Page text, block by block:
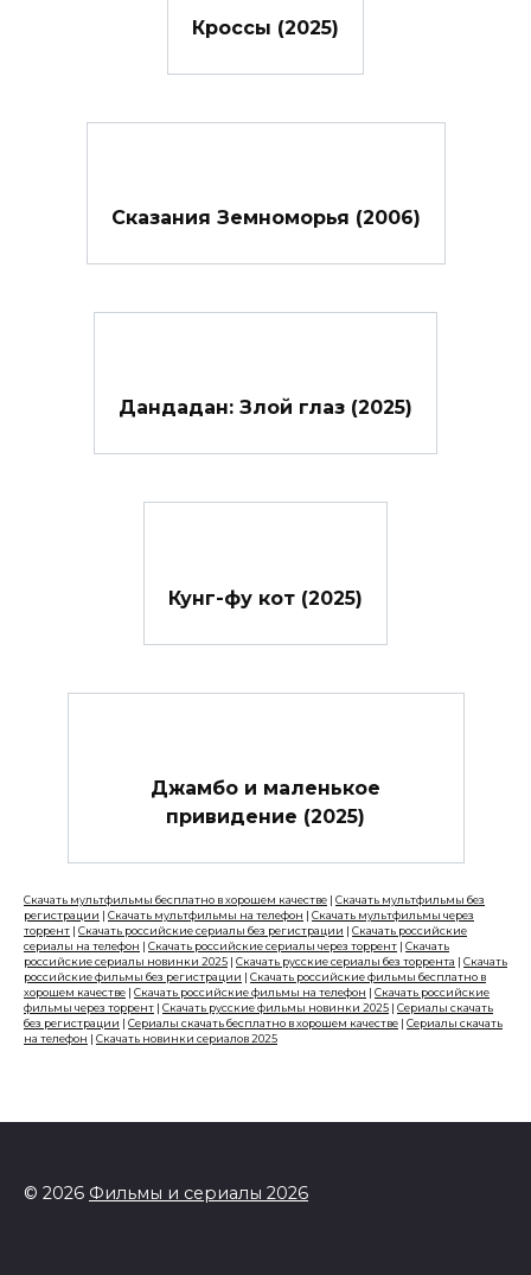
Кроссы (2025)
Сказания Земноморья (2006)
Дандадан: Злой глаз (2025)
Кунг-фу кот (2025)
Джамбо и маленькое
привидение (2025)
Скачать мультфильмы бесплатно в хорошем качестве | Скачать мультфильмы без
регистрации | Скачать мультфильмы на телефон | Скачать мультфильмы через
торрент | Скачать российские сериалы без регистрации | Скачать российские
сериалы на телефон | Скачать российские сериалы через торрент | Скачать
российские сериалы новинки 2025 | Скачать русские сериалы без торрента | Скачать
российские фильмы без регистрации | Скачать российские фильмы бесплатно в
хорошем качестве | Скачать российские фильмы на телефон | Скачать российские
фильмы через торрент | Скачать русские фильмы новинки 2025 | Сериалы скачать
без регистрации | Сериалы скачать бесплатно в хорошем качестве | Сериалы скачать
на телефон | Скачать новинки сериалов 2025
© 2026 Фильмы и сериалы 2026